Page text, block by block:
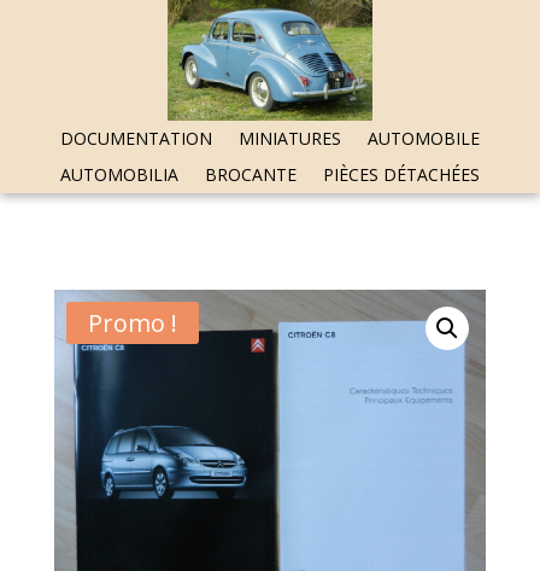
DOCUMENTATION MINIATURES
AUTOMOBILE
AUTOMOBILIA
BROCANTE PIÈCES DÉTACHÉES
Promo !